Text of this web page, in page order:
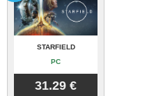
STARFIELD
PC
31.29 €